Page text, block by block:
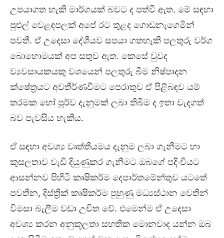
උපයාගත හැකි මාර්ගයක් බවට ද පත්වී ඇත. මේ සඳහා
පුළුල් වෙළඳපලක් අපේ රට තුළද ගොඩනැගෙමින්
පවතී. ඒ උදෙසා දේශීයව සපයා ගතහැකි පලතුරු වර්ග
බොහොමයක් අප සතුව ඇත. කෙසේ වුවද
ව්‍යවසායකයකු වශයෙන් පලතුරු බීම නිෂ්පාදන
ක්ෂේත්‍රයට අවතීර්ණවීමට පෙරාතුව ඒ පිළිබඳව යම්
තරමක හෝ පූර්ව දැනුමක් ලබා තිබීම ද ඉතා වැදගත්
බව පැවසිය හැකිය.
ඒ සඳහා අවශ්‍ය වෘත්තීයමය දැනුම ලබා ගැනීමට හා
කුසලතාව වැඩි දියුණුකර ගැනීමට ඔබගේ පදිංචියට
ආසන්නව පිහිටි කෘෂිකර්ම දෙපාර්තමේන්තුව යටතේ
පවතින, දිස්ත්‍රික් කෘෂිකර්ම පුහුණු මධ්‍යස්ථාන වෙතින්
විමසා බැලීම වඩා උචිත වේ. එමෙන්ම ඒ උදෙසා
අවශ්‍ය කරන අනුකූලතා සහතික මොනවාද යන්න ඔබ